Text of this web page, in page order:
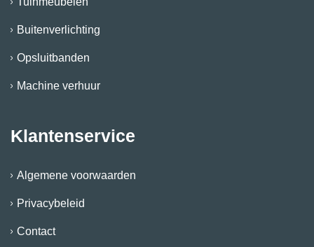
Buitenverlichting
Opsluitbanden
Machine verhuur
Klantenservice
Algemene voorwaarden
Privacybeleid
Contact